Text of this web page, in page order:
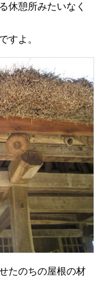
休憩所みたいなく
すよ。
たのちの屋根の材